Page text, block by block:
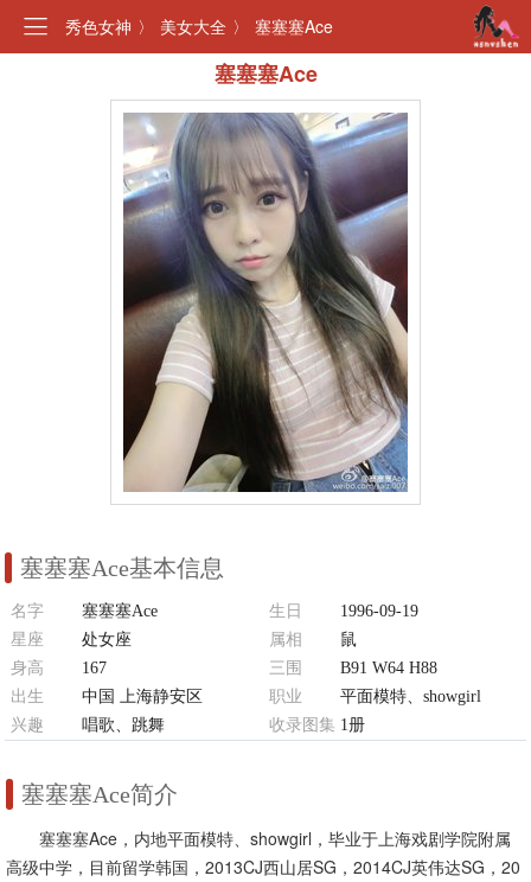
秀色女神 〉 美女大全 〉 塞塞塞Ace
塞塞塞Ace
塞塞塞Ace基本信息
名字 塞塞塞Ace 生日
1996-09-19
星座
处女座 属相
鼠
身高
167 三围
B91 W64 H88
出生
中国 上海静安区 职业
平面模特、showgirl
兴趣
唱歌、跳舞 收录图集 1册
塞塞塞Ace简介
塞塞塞Ace，内地平面模特、showgirl，毕业于上海戏剧学院附属
高级中学，目前留学韩国，2013CJ西山居SG，2014CJ英伟达SG，20